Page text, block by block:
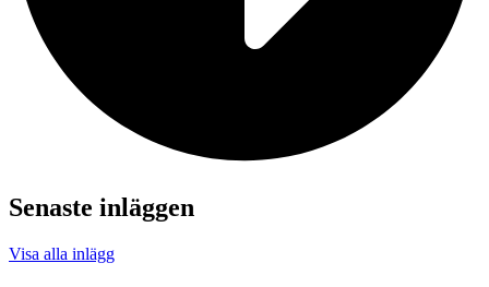
Senaste inläggen
Visa alla inlägg